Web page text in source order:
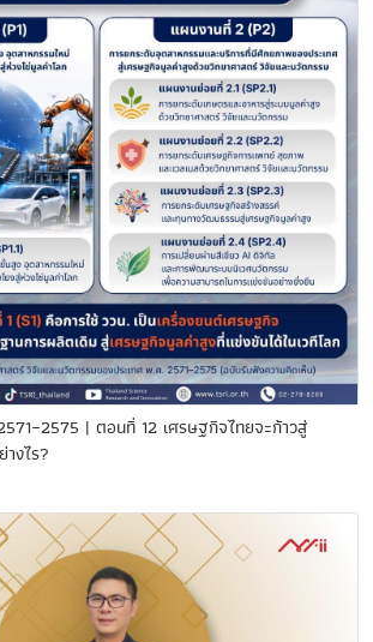
| ตอนที่ 12 เศรษฐกิจไทยจะก้าวสู่
งไร?